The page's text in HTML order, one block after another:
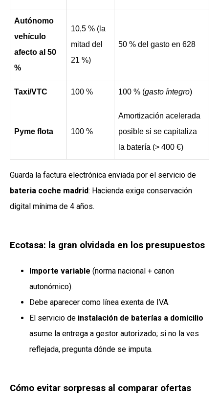
Autónomo
vehículo
afecto al 50
%
10,5 % (la
mitad del
21 %)
50 % del gasto en 628
Taxi/VTC 100 % 100 % (gasto íntegro)
Pyme flota 100 %
Amortización acelerada
posible si se capitaliza
la batería (> 400 €)
Guarda la factura electrónica enviada por el servicio de
bateria coche madrid: Hacienda exige conservación
digital mínima de 4 años.
Ecotasa: la gran olvidada en los presupuestos
Importe variable (norma nacional + canon
autonómico).
Debe aparecer como línea exenta de IVA.
El servicio de instalación de baterías a domicilio
asume la entrega a gestor autorizado; si no la ves
reflejada, pregunta dónde se imputa.
Cómo evitar sorpresas al comparar ofertas